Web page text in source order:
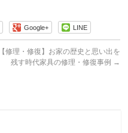
Google+ LINE
【修理・修復】お家の歴史と思い出を
残す時代家具の修理・修復事例 →